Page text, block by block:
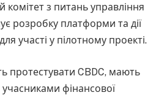
комітет з питань управління
розробку платформи та дії
участі у пілотному проекті.
протестувати CBDC, мають
фінансової